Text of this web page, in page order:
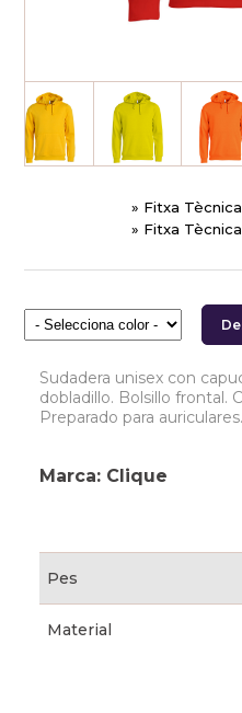
» Fitxa
» Fitxa
Sudadera unisex con
dobladillo. Bolsillo frontal.
Preparado para auriculares.
Marca: Clique
Pes
Material